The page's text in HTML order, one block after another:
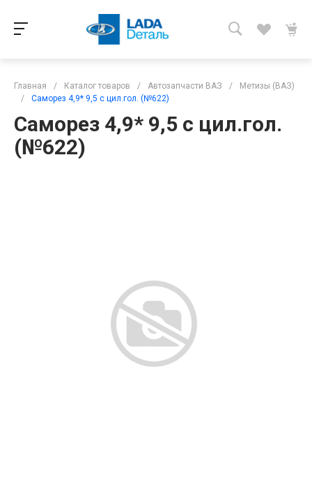
Главная / Каталог товаров / Автозапчасти ВАЗ /
Метизы (ВАЗ)
/
Саморез 4,9* 9,5 с цил.гол. (№622)
Саморез 4,9* 9,5 с цил.гол.
(№622)